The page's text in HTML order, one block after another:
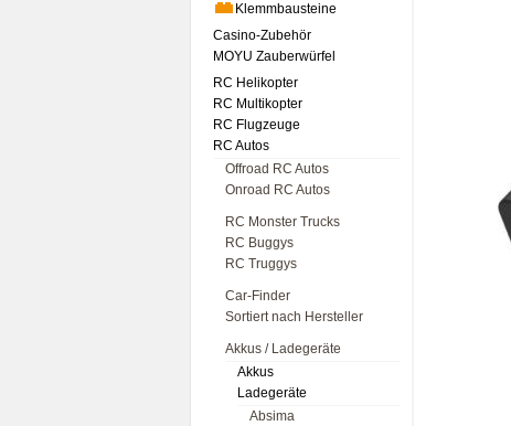
Klemmbausteine
Casino-Zubehör
MOYU Zauberwürfel
RC Helikopter
RC Multikopter
RC Flugzeuge
RC Autos
Offroad RC Autos
Onroad RC Autos
RC Monster Trucks
RC Buggys
RC Truggys
Car-Finder
Sortiert nach Hersteller
Akkus / Ladegeräte
Akkus
Ladegeräte
Absima